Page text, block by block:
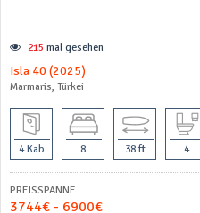
215 mal gesehen
Isla 40 (2025)
Marmaris, Türkei
4 Kab 8 38 ft 4
PREISSPANNE
3744€ - 6900€